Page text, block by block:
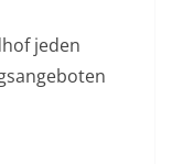
jeden